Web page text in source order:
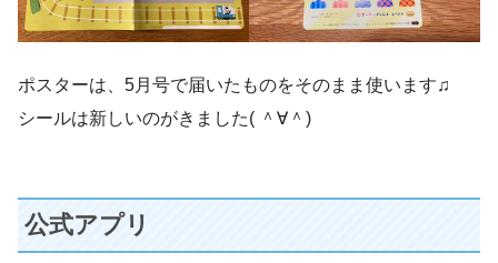
ポスターは、5月号で届いたものをそのまま使います♫
シールは新しいのがきました( ＾∀＾)
公式アプリ